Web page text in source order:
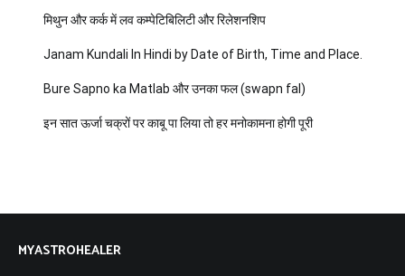
मिथुन और कर्क में लव कम्पेटिबिलिटी और रिलेशनशिप
Janam Kundali In Hindi by Date of Birth, Time and Place.
Bure Sapno ka Matlab और उनका फल (swapn fal)
इन सात ऊर्जा चक्रों पर काबू पा लिया तो हर मनोकामना होगी पूरी
MYASTROHEALER